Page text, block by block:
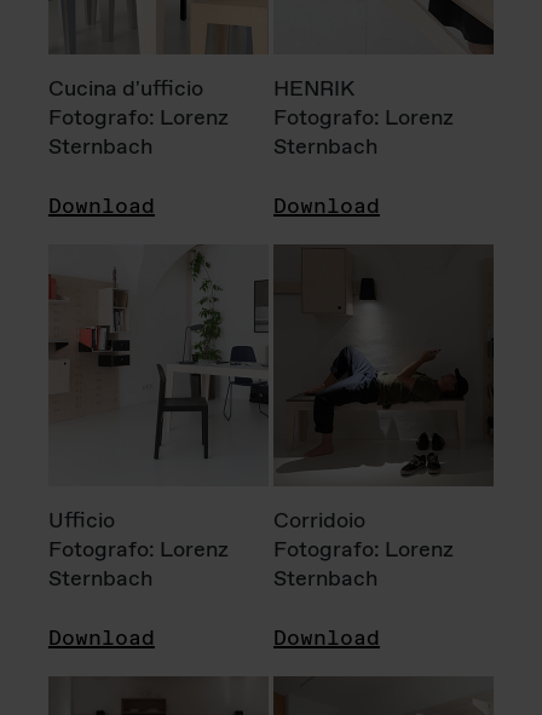
Cucina d'ufficio
Fotografo: Lorenz
Sternbach
Download
HENRIK
Fotografo: Lorenz
Sternbach
Download
Ufficio
Fotografo: Lorenz
Sternbach
Download
Corridoio
Fotografo: Lorenz
Sternbach
Download